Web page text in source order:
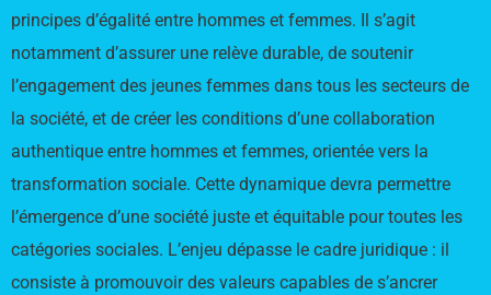
principes d’égalité entre hommes et femmes. Il s’agit
notamment d’assurer une relève durable, de soutenir
l’engagement des jeunes femmes dans tous les secteurs de
la société, et de créer les conditions d’une collaboration
authentique entre hommes et femmes, orientée vers la
transformation sociale. Cette dynamique devra permettre
l’émergence d’une société juste et équitable pour toutes les
catégories sociales. L’enjeu dépasse le cadre juridique : il
consiste à promouvoir des valeurs capables de s’ancrer